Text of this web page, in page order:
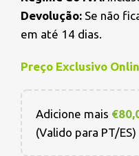
Devolução: Se não
em até 14 dias.
Preço Exclusivo
Adicione mais €
(Valido para PT/ES)